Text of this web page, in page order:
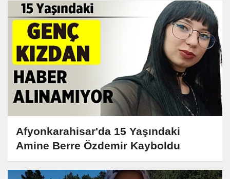
Afyonkarahisar'da 15 Yaşındaki
Amine Berre Özdemir Kayboldu